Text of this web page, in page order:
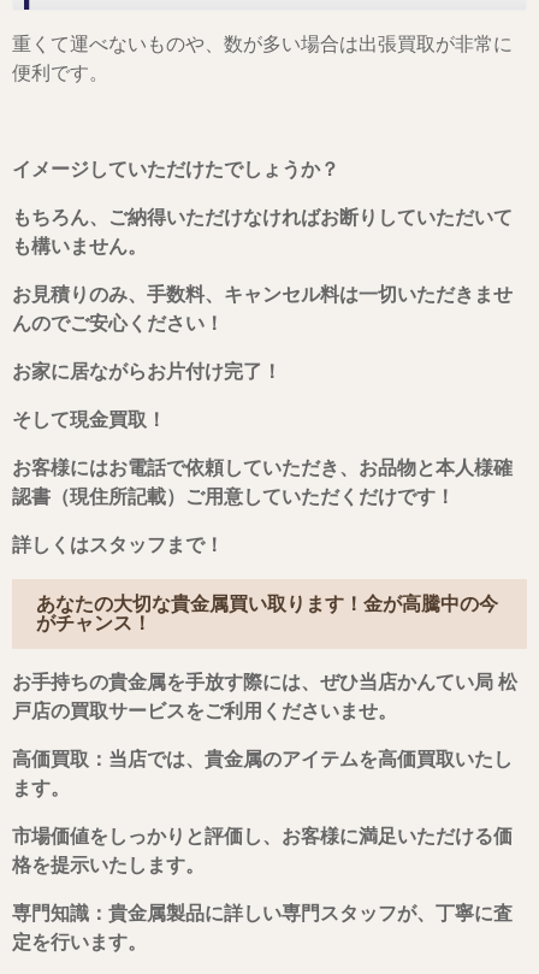
重くて運べないものや、数が多い場合は出張買取が非常に
便利です。
イメージしていただけたでしょうか？
もちろん、ご納得いただけなければお断りしていただいて
も構いません。
お見積りのみ、手数料、キャンセル料は一切いただきませ
んのでご安心ください！
お家に居ながらお片付け完了！
そして現金買取！
お客様にはお電話で依頼していただき、お品物と本人様確
認書（現住所記載）ご用意していただくだけです！
詳しくはスタッフまで！
あなたの大切な貴金属買い取ります！金が高騰中の今
がチャンス！
お手持ちの貴金属を手放す際には、ぜひ当店かんてい局 松
戸店の買取サービスをご利用くださいませ。
高価買取：当店では、貴金属のアイテムを高価買取いたし
ます。
市場価値をしっかりと評価し、お客様に満足いただける価
格を提示いたします。
専門知識：貴金属製品に詳しい専門スタッフが、丁寧に査
定を行います。